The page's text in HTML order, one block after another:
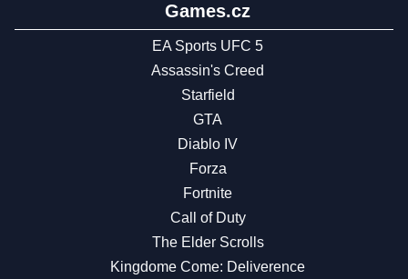
Games.cz
EA Sports UFC 5
Assassin's Creed
Starfield
GTA
Diablo IV
Forza
Fortnite
Call of Duty
The Elder Scrolls
Kingdome Come: Deliverence